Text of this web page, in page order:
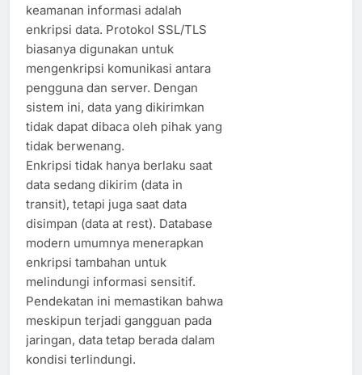
keamanan informasi adalah
enkripsi data. Protokol SSL/TLS
biasanya digunakan untuk
mengenkripsi komunikasi antara
pengguna dan server. Dengan
sistem ini, data yang dikirimkan
tidak dapat dibaca oleh pihak yang
tidak berwenang.
Enkripsi tidak hanya berlaku saat
data sedang dikirim (data in
transit), tetapi juga saat data
disimpan (data at rest). Database
modern umumnya menerapkan
enkripsi tambahan untuk
melindungi informasi sensitif.
Pendekatan ini memastikan bahwa
meskipun terjadi gangguan pada
jaringan, data tetap berada dalam
kondisi terlindungi.